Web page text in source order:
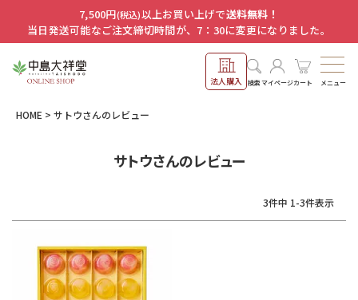
7,500円(税込)以上お買い上げで送料無料！
当日発送可能なご注文締切時間が、7：30に変更になりました。
法人購入 検索マイページカート メニュー
HOME サトウさんのレビュー
サトウさんのレビュー
3件中 1-3件表示